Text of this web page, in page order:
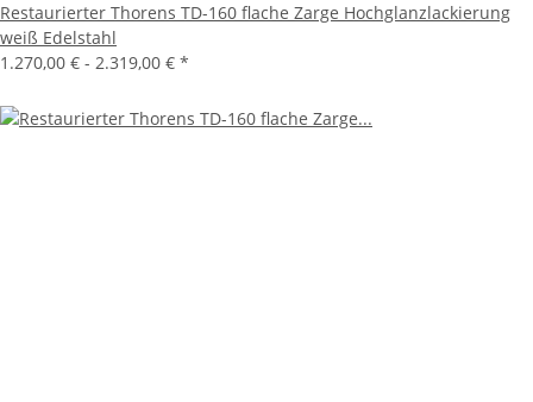
Restaurierter Thorens TD-160 flache Zarge Hochglanzlackierung
weiß Edelstahl
1.270,00 € - 2.319,00 € *